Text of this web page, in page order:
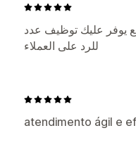
يوفر عليك توظيف عدد
للرد على العملاء
atendimento ágil e